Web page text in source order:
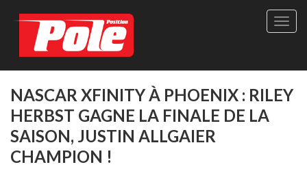
Site
-
NASCAR XFINITY À PHOENIX : RILEY
HERBST GAGNE LA FINALE DE LA
SAISON, JUSTIN ALLGAIER
CHAMPION !